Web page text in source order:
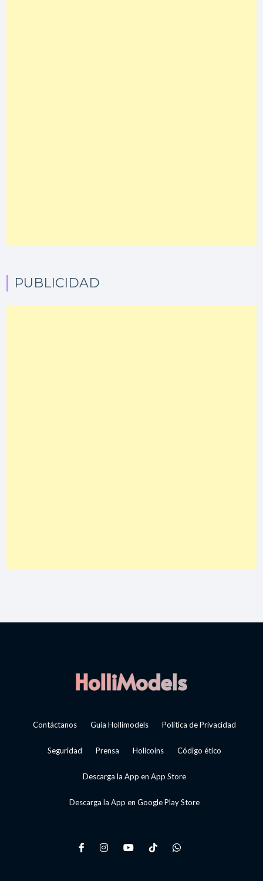
PUBLICIDAD
Contáctanos Guía Hollimodels Política de Privacidad
Seguridad Prensa Holicoins Código ético
Descarga la App en App Store
Descarga la App en Google Play Store